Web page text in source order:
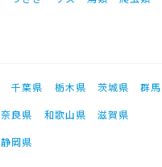
千葉県 栃木県 茨城県
群
奈良県 和歌山県
滋賀県
静岡県